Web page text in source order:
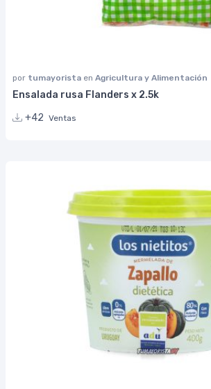
por tumayorista en Agricultura y Alimentación
Ensalada rusa Flanders x 2.5k
+42 Ventas